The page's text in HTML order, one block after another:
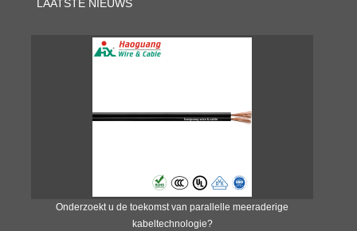
LAATSTE NIEUWS
Onderzoekt u de toekomst van parallelle meeraderige
kabeltechnologie?